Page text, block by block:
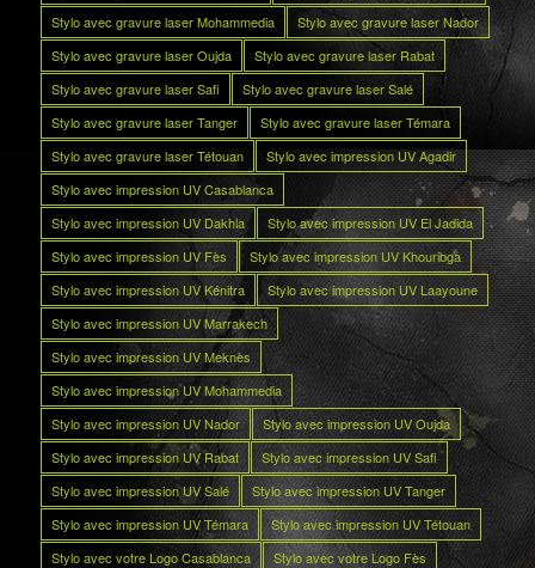
Stylo avec gravure laser Mohammedia
Stylo avec gravure laser Nador
Stylo avec gravure laser Oujda
Stylo avec gravure laser Rabat
Stylo avec gravure laser Safi
Stylo avec gravure laser Salé
Stylo avec gravure laser Tanger
Stylo avec gravure laser Témara
Stylo avec gravure laser Tétouan
Stylo avec impression UV Agadir
Stylo avec impression UV Casablanca
Stylo avec impression UV Dakhla
Stylo avec impression UV El Jadida
Stylo avec impression UV Fès
Stylo avec impression UV Khouribga
Stylo avec impression UV Kénitra
Stylo avec impression UV Laayoune
Stylo avec impression UV Marrakech
Stylo avec impression UV Meknès
Stylo avec impression UV Mohammedia
Stylo avec impression UV Nador
Stylo avec impression UV Oujda
Stylo avec impression UV Rabat
Stylo avec impression UV Safi
Stylo avec impression UV Salé
Stylo avec impression UV Tanger
Stylo avec impression UV Témara
Stylo avec impression UV Tétouan
Stylo avec votre Logo Casablanca
Stylo avec votre Logo Fès